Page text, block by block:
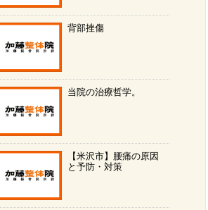
背部挫傷
当院の治療哲学。
【米沢市】腰痛の原因
と予防・対策